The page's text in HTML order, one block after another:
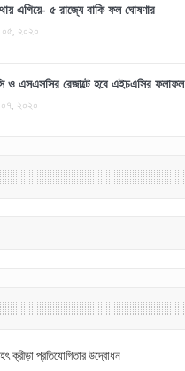
এগিয়ে- ৫ রাজ্যে বাকি ফল ঘোষণার
০৫, ২০২০
ও এসএসসির রেজাল্টে হবে এইচএসির ফলাফল
০৭, ২০২০
ক্রীড়া প্রতিযোগিতার উদ্বোধন